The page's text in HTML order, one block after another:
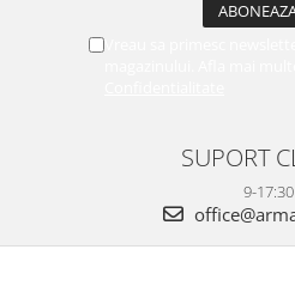
SUPORT
9-17:30